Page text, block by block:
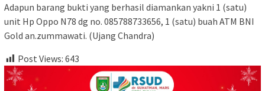
Adapun barang bukti yang berhasil diamankan yakni 1 (satu)
unit Hp Oppo N78 dg no. 085788733656, 1 (satu) buah ATM BNI
Gold an.zummawati. (Ujang Chandra)
Post Views: 643